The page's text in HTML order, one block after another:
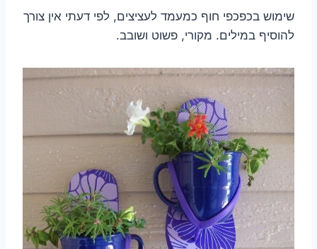
שימוש בכפכפי חוף כמעמד לעציצים, לפי דעתי אין צורך
להוסיף במילים. מקורי, פשוט ושובב.